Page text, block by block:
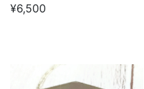
¥6,500